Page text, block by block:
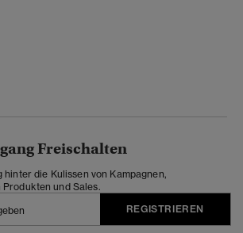
Freischalten
hinter die Kulissen von Kampagnen,
und Sales.
REGISTRIEREN